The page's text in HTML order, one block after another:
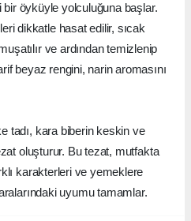
bir öyküyle yolculuğuna başlar.
dikkatle hasat edilir, sıcak
ve ardından temizlenip
beyaz rengini, narin aromasını
tadı, kara biberin keskin ve
oluşturur. Bu tezat, mutfakta
karakterleri ve yemeklere
uyumu tamamlar.